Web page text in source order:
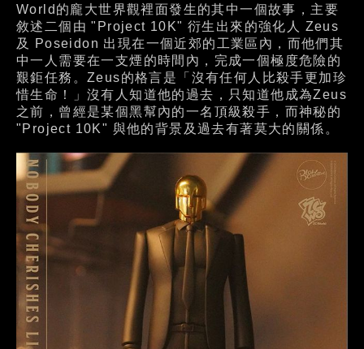
World的龐大世界觀裡面發生的其中一個故事，主要
敘述二個由 "Project 10K" 衍生出來的強化人 Zeus
及 Poseidon 出現在一個近郊的工業區內，而他們其
中一人需要在一支煙的時間內，完成一個極度危險的
艱鉅任務。Zeus的格言是「沒有任何人比殺手更加珍
惜生命！」沒有人知道他的過去，只知道他成為Zeus
之前，曾經是某個黑幫內的一名頂級殺手，而神秘的
"Project 10K" 與他的背景及過去有著莫大的關係。